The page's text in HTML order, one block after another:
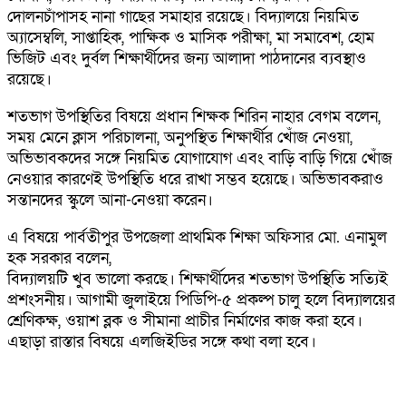
দোলনচাঁপাসহ নানা গাছের সমাহার রয়েছে। বিদ্যালয়ে নিয়মিত
অ্যাসেম্বলি, সাপ্তাহিক, পাক্ষিক ও মাসিক পরীক্ষা, মা সমাবেশ, হোম
ভিজিট এবং দুর্বল শিক্ষার্থীদের জন্য আলাদা পাঠদানের ব্যবস্থাও
রয়েছে।
শতভাগ উপস্থিতির বিষয়ে প্রধান শিক্ষক শিরিন নাহার বেগম বলেন,
সময় মেনে ক্লাস পরিচালনা, অনুপস্থিত শিক্ষার্থীর খোঁজ নেওয়া,
অভিভাবকদের সঙ্গে নিয়মিত যোগাযোগ এবং বাড়ি বাড়ি গিয়ে খোঁজ
নেওয়ার কারণেই উপস্থিতি ধরে রাখা সম্ভব হয়েছে। অভিভাবকরাও
সন্তানদের স্কুলে আনা-নেওয়া করেন।
এ বিষয়ে পার্বতীপুর উপজেলা প্রাথমিক শিক্ষা অফিসার মো. এনামুল
হক সরকার বলেন,
বিদ্যালয়টি খুব ভালো করছে। শিক্ষার্থীদের শতভাগ উপস্থিতি সত্যিই
প্রশংসনীয়। আগামী জুলাইয়ে পিডিপি-৫ প্রকল্প চালু হলে বিদ্যালয়ের
শ্রেণিকক্ষ, ওয়াশ ব্লক ও সীমানা প্রাচীর নির্মাণের কাজ করা হবে।
এছাড়া রাস্তার বিষয়ে এলজিইডির সঙ্গে কথা বলা হবে।